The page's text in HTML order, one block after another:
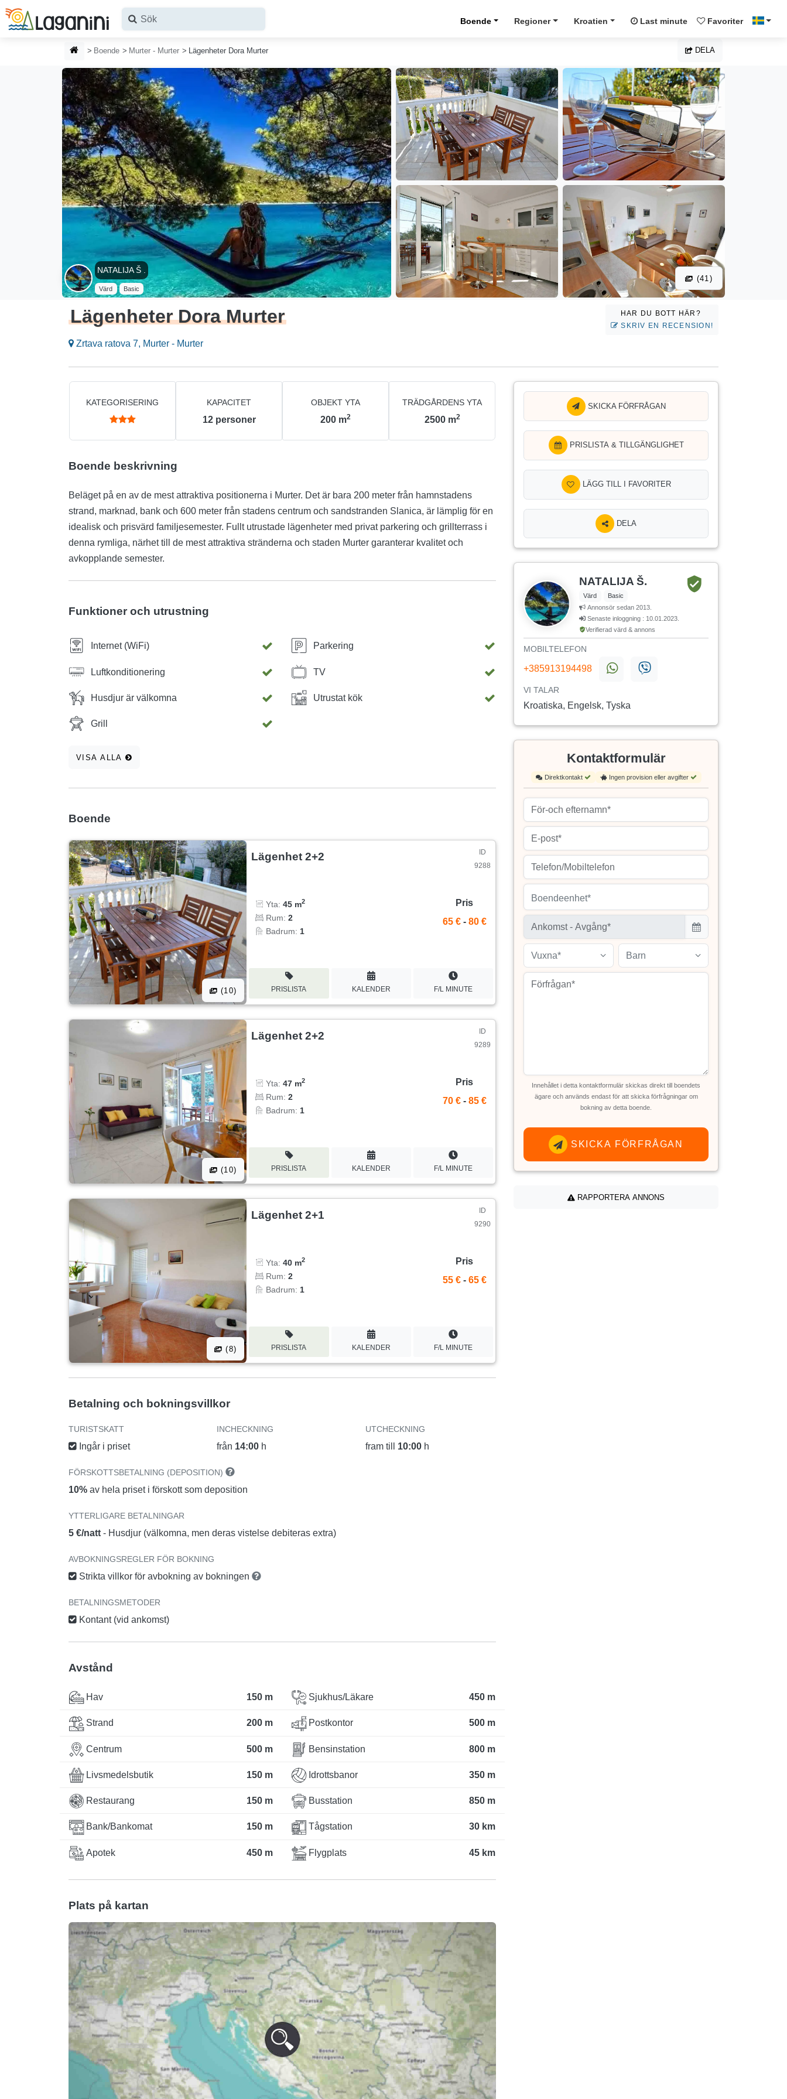
Hoppa till huvudinnehållet
Boende Regioner Kroatien Last minute Favoriter
HEMSIDA
Boende Murter - Murter Lägenheter Dora Murter DELA
NATALIJA Š .
Värd Basic
(41)
Lägenheter Dora Murter
Zrtava ratova 7, Murter - Murter
HAR DU BOTT HÄR?
SKRIV EN RECENSION!
KATEGORISERING KAPACITET
12 personer
OBJEKT YTA
200 m2
TRÄDGÅRDENS YTA
2500 m2
Boende beskrivning
Beläget på en av de mest attraktiva positionerna i Murter. Det är bara 200 meter från hamnstadens
strand, marknad, bank och 600 meter från stadens centrum och sandstranden Slanica, är lämplig för en
idealisk och prisvärd familjesemester. Fullt utrustade lägenheter med privat parkering och grillterrass i
denna rymliga, närhet till de mest attraktiva stränderna och staden Murter garanterar kvalitet och
avkopplande semester.
Funktioner och utrustning
Internet (WiFi) Parkering
Luftkonditionering TV
Husdjur är välkomna Utrustat kök
Grill
VISA ALLA
Boende
(10)
Lägenhet 2+2
ID
9288
Yta:45 m2
Rum:2
Badrum: 1
Pris
65 € - 80 €
PRISLISTA KALENDER F/L MINUTE
(10)
Lägenhet 2+2
ID
9289
Yta:47 m2
Rum:2
Badrum: 1
Pris
70 € - 85 €
PRISLISTA KALENDER F/L MINUTE
(8)
Lägenhet 2+1
ID
9290
Yta:40 m2
Rum:2
Badrum: 1
Pris
55 € - 65 €
PRISLISTA KALENDER F/L MINUTE
Betalning och bokningsvillkor
TURISTSKATT
Ingår i priset
INCHECKNING
från 14:00 h
UTCHECKNING
fram till 10:00h
FÖRSKOTTSBETALNING (DEPOSITION)
10% av hela priset i förskott som deposition
YTTERLIGARE BETALNINGAR
5 €/natt - Husdjur (välkomna, men deras vistelse debiteras extra)
AVBOKNINGSREGLER FÖR BOKNING
Strikta villkor för avbokning av bokningen
BETALNINGSMETODER
Kontant (vid ankomst)
Avstånd
Hav 150 m
Strand 200 m
Centrum 500 m
Livsmedelsbutik 150 m
Restaurang 150 m
Bank/Bankomat 150 m
Apotek 450 m
Sjukhus/Läkare 450 m
Postkontor 500 m
Bensinstation 800 m
Idrottsbanor 350 m
Busstation 850 m
Tågstation 30 km
Flygplats 45 km
Plats på kartan
SKICKA FÖRFRÅGAN
PRISLISTA & TILLGÄNGLIGHET
LÄGG TILL I FAVORITER
DELA
NATALIJA Š.
Värd
Basic
Annonsör sedan 2013.
Senaste inloggning : 10.01.2023.
Verifierad värd & annons
MOBILTELEFON
+385913194498
VI TALAR
Kroatiska, Engelsk, Tyska
Kontaktformulär
Direktkontakt Ingen provision eller avgifter
Boendeenhet*
Vuxna* Barn
Innehållet i detta kontaktformulär skickas direkt till boendets
ägare och används endast för att skicka förfrågningar om
bokning av detta boende.
SKICKA FÖRFRÅGAN
RAPPORTERA ANNONS